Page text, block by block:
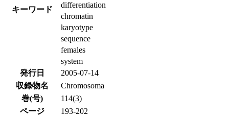
キーワード
differentiation
chromatin
karyotype
sequence
females
system
発行日
2005-07-14
収録物名
Chromosoma
巻(号)
114(3)
ページ
193-202